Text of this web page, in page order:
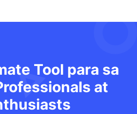
Tool para sa
at